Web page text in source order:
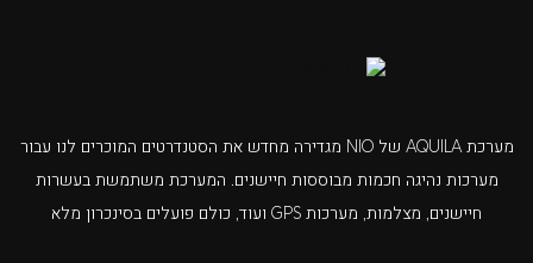
מערכת AQUILA של NIO מגדירה מחדש את הסטנדרטים המוכרים לנו עבור
מערכות נהיגה חכמות מבוססות חיישנים. המערכת משתמשת בעשרות
חיישנים, מצלמות, מערכות GPS ועוד, כולם פועלים בסינכרון מלא